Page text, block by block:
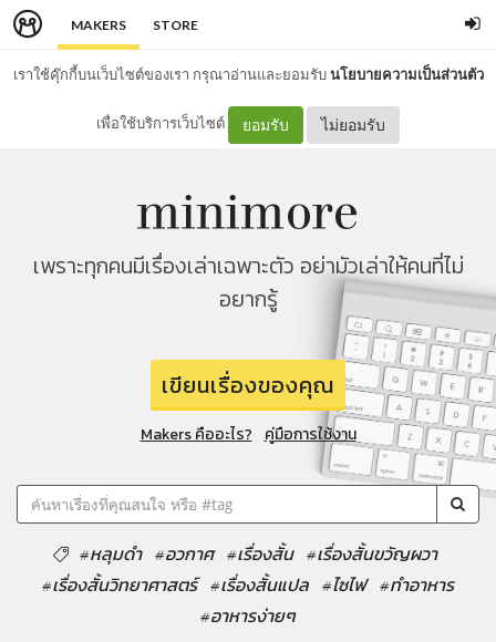
MAKERS STORE
เราใช้คุ๊กกี้บนเว็บไซต์ของเรา กรุณาอ่านและยอมรับนโยบายความเป็นส่วนตัว
เพื่อใช้บริการเว็บไซต์ ยอมรับ ไม่ยอมรับ
เพราะทุกคนมีเรื่องเล่าเฉพาะตัว อย่ามัวเล่าให้คนที่ไม่
อยากรู้
เขียนเรื่องของคุณ
Makers คืออะไร? คู่มือการใช้งาน
#หลุมดำ #อวกาศ #เรื่องสั้น #เรื่องสั้นขวัญผวา
#เรื่องสั้นวิทยาศาสตร์ #เรื่องสั้นแปล #ไซไฟ #ทำอาหาร
#อาหารง่ายๆ